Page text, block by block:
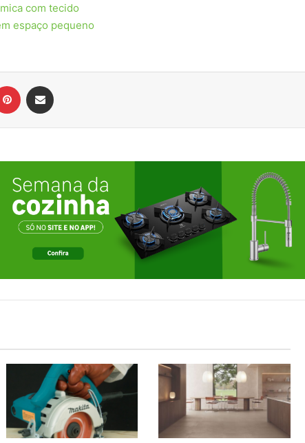
com tecido
espaço pequeno
Pinterest